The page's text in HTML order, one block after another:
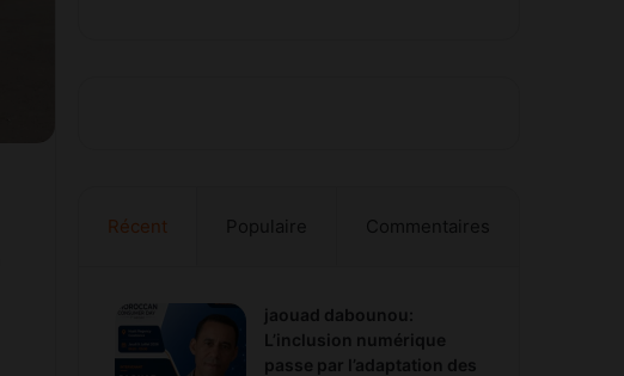
Récent Populaire Commentaires
jaouad dabounou:
L’inclusion numérique
passe par l’adaptation des